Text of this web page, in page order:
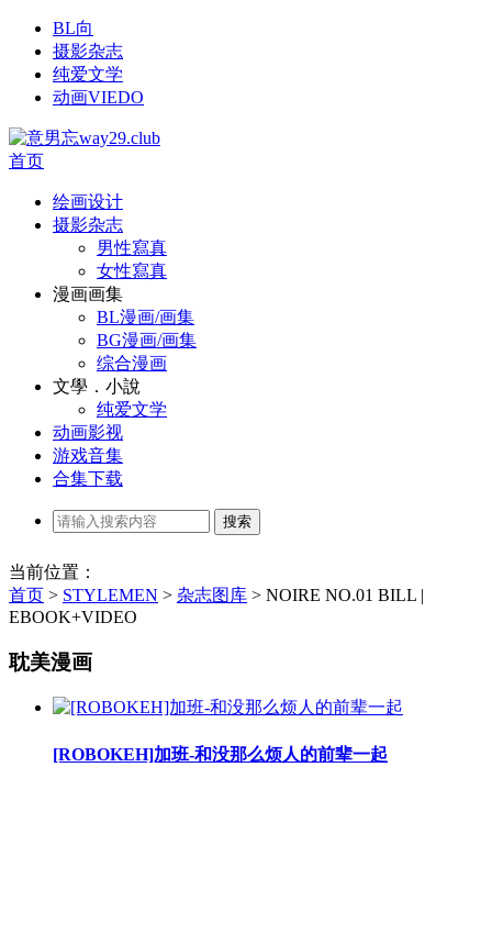
BL向
摄影杂志
纯爱文学
动画VIEDO
首页
绘画设计
摄影杂志
男性寫真
女性寫真
漫画画集
BL漫画/画集
BG漫画/画集
综合漫画
文學．小說
纯爱文学
动画影视
游戏音集
合集下载
当前位置：
首页 > STYLEMEN > 杂志图库 > NOIRE NO.01 BILL |
EBOOK+VIDEO
耽美漫画
[ROBOKEH]加班-和没那么烦人的前辈一起